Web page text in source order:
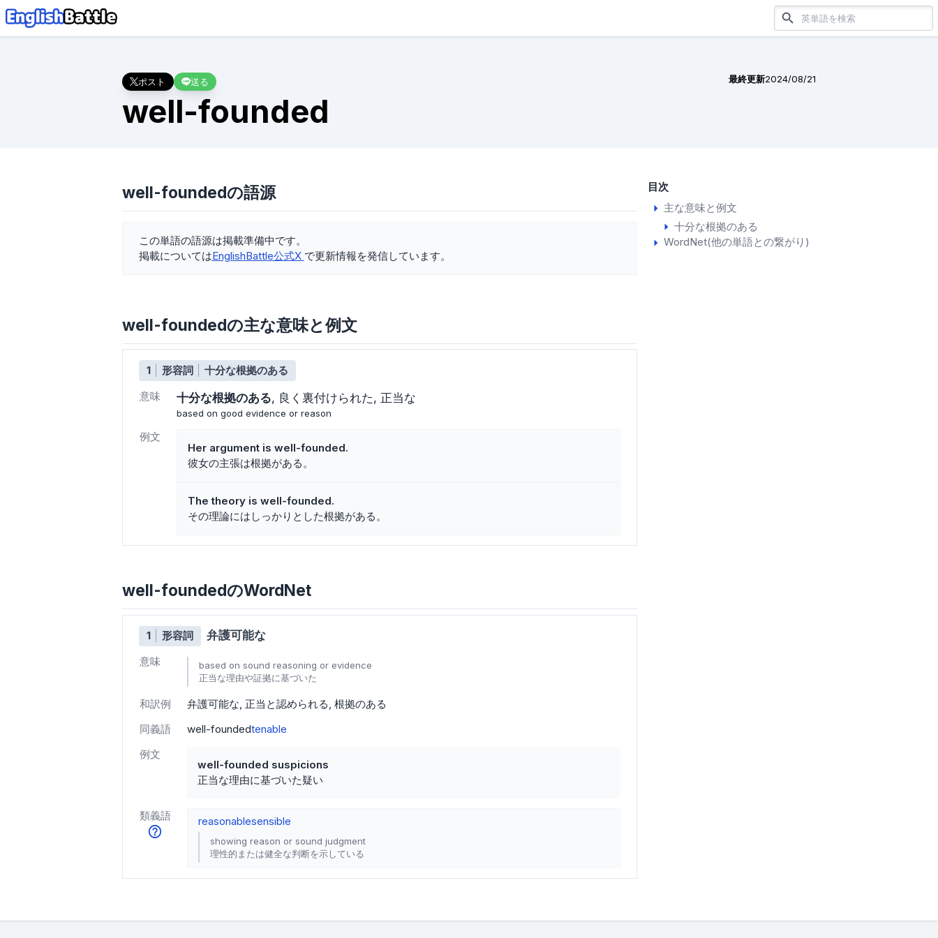
ポスト 送る 最終更新2024/08/21
well-founded
目次
主な意味と例文
十分な根拠のある
WordNet(他の単語との繋がり)
well-foundedの語源
この単語の語源は掲載準備中です。
掲載についてはEnglishBattle公式X で更新情報を発信しています。
well-foundedの主な意味と例文
1 形容詞
十分な根拠のある
意味
十分な根拠のある 良く裏付けられた 正当な
based on good evidence or reason
例文
Her argument is well-founded.
彼女の主張は根拠がある。
The theory is well-founded.
その理論にはしっかりとした根拠がある。
well-foundedのWordNet
1 形容詞 弁護可能な
意味
based on sound reasoning or evidence
正当な理由や証拠に基づいた
和訳例 弁護可能な 正当と認められる 根拠のある
同義語
well-foundedtenable
例文
well-founded suspicions
正当な理由に基づいた疑い
類義語 reasonablesensible
showing reason or sound judgment
理性的または健全な判断を示している